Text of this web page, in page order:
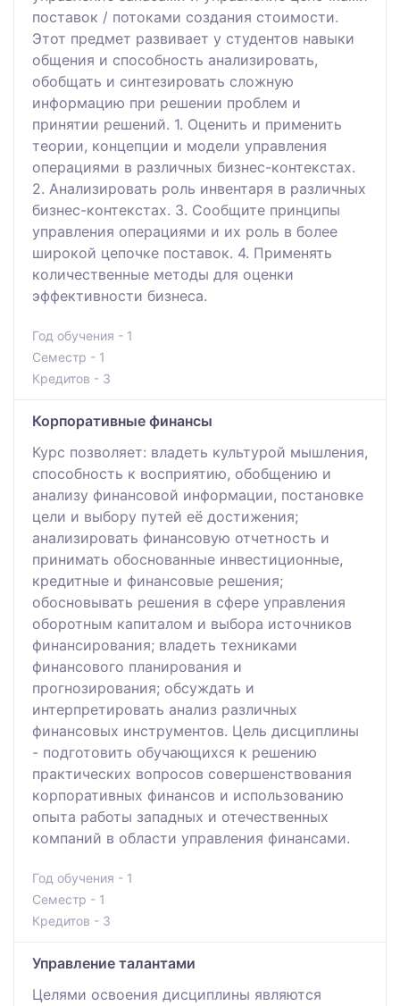
поставок / потоками создания стоимости.
Этот предмет развивает у студентов навыки
общения и способность анализировать,
обобщать и синтезировать сложную
информацию при решении проблем и
принятии решений. 1. Оценить и применить
теории, концепции и модели управления
операциями в различных бизнес-контекстах.
2. Анализировать роль инвентаря в различных
бизнес-контекстах. 3. Сообщите принципы
управления операциями и их роль в более
широкой цепочке поставок. 4. Применять
количественные методы для оценки
эффективности бизнеса.
Год обучения - 1
Семестр - 1
Кредитов - 3
Корпоративные финансы
Курс позволяет: владеть культурой мышления,
способность к восприятию, обобщению и
анализу финансовой информации, постановке
цели и выбору путей её достижения;
анализировать финансовую отчетность и
принимать обоснованные инвестиционные,
кредитные и финансовые решения;
обосновывать решения в сфере управления
оборотным капиталом и выбора источников
финансирования; владеть техниками
финансового планирования и
прогнозирования; обсуждать и
интерпретировать анализ различных
финансовых инструментов. Цель дисциплины
- подготовить обучающихся к решению
практических вопросов совершенствования
корпоративных финансов и использованию
опыта работы западных и отечественных
компаний в области управления финансами.
Год обучения - 1
Семестр - 1
Кредитов - 3
Управление талантами
Целями освоения дисциплины являются